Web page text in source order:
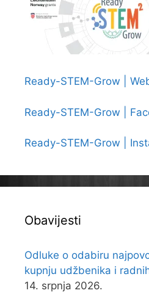
Ready-STEM-Grow |
Ready-STEM-Grow |
Ready-STEM-Grow |
Obavijesti
Odluke o odabiru
kupnju udžbenika i
14. srpnja 2026.